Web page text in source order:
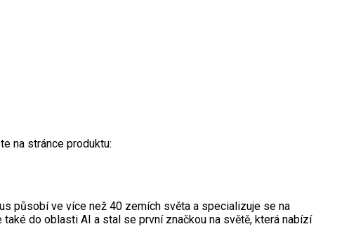
na stránce produktu:
působí ve více než 40 zemích světa a specializuje se na
do oblasti AI a stal se první značkou na světě, která nabízí